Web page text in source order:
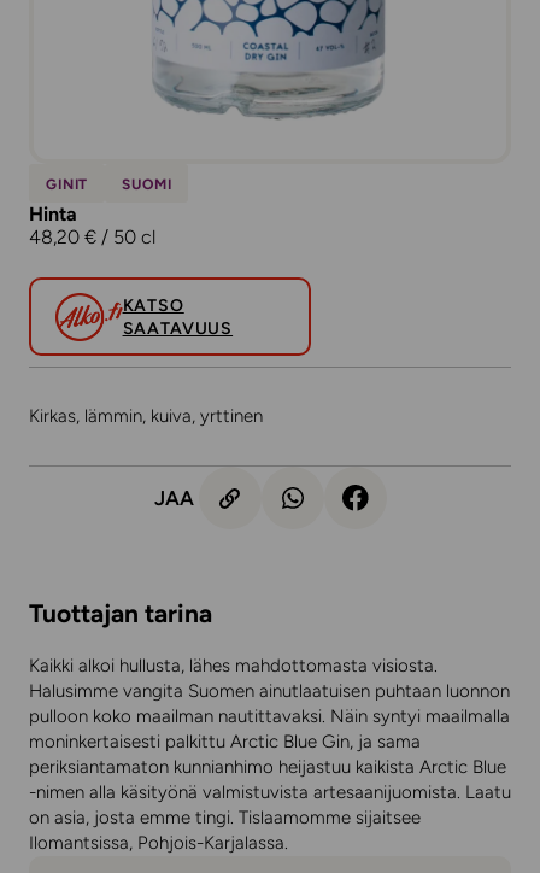
GINIT SUOMI
Hinta
48,20 € / 50 cl
KATSO
SAATAVUUS
Kirkas, lämmin, kuiva, yrttinen
JAA
Tuottajan tarina
Kaikki alkoi hullusta, lähes mahdottomasta visiosta.
Halusimme vangita Suomen ainutlaatuisen puhtaan luonnon
pulloon koko maailman nautittavaksi. Näin syntyi maailmalla
moninkertaisesti palkittu Arctic Blue Gin, ja sama
periksiantamaton kunnianhimo heijastuu kaikista Arctic Blue
-nimen alla käsityönä valmistuvista artesaanijuomista. Laatu
on asia, josta emme tingi. Tislaamomme sijaitsee
Ilomantsissa, Pohjois-Karjalassa.